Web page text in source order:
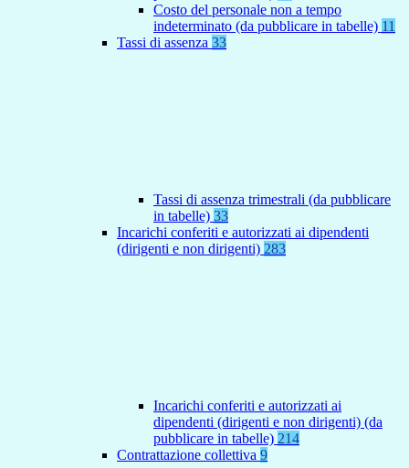
Costo del personale non a tempo
indeterminato (da pubblicare in tabelle) 11
Tassi di assenza 33
Tassi di assenza trimestrali (da pubblicare
in tabelle) 33
Incarichi conferiti e autorizzati ai dipendenti
(dirigenti e non dirigenti) 283
Incarichi conferiti e autorizzati ai
dipendenti (dirigenti e non dirigenti) (da
pubblicare in tabelle) 214
Contrattazione collettiva 9